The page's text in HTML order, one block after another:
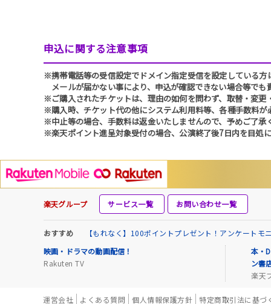
申込に関する注意事項
※携帯電話等の受信設定でドメイン指定受信を設定している
メールが届かない事により、申込が確認できない場合等でも
※ご購入されたチケットは、理由の如何を問わず、取替・変更
※購入時、チケット代の他にシステム利用料等、各種手数料が
※中止等の場合、手数料は返金いたしませんので、予めご了承
※楽天ポイント進呈対象受付の場合、公演終了後7日内を目処
楽天グループ サービス一覧 お問い合わせ一覧
おすすめ
【もれなく】100ポイントプレゼント！アンケート
映画・ドラマの動画配信！
Rakuten TV
本・
ン書
楽天
運営会社 よくある質問 個人情報保護方針 特定商取引法に基づ